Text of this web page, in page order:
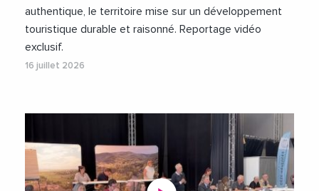
authentique, le territoire mise sur un développement
touristique durable et raisonné. Reportage vidéo
exclusif.
16 juillet 2026